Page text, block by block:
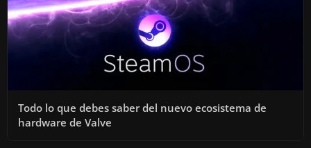
Todo lo que debes saber del nuevo ecosistema de
hardware de Valve